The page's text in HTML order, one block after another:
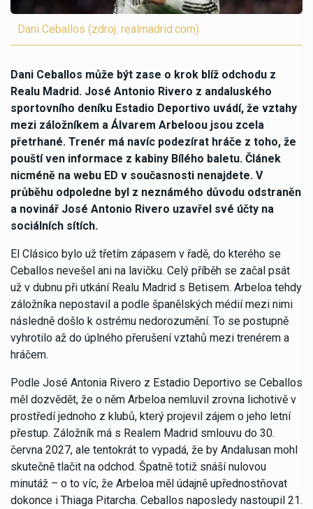
Dani Ceballos (zdroj: realmadrid.com)
Dani Ceballos může být zase o krok blíž odchodu z
Realu Madrid. José Antonio Rivero z andaluského
sportovního deníku Estadio Deportivo uvádí, že vztahy
mezi záložníkem a Álvarem Arbeloou jsou zcela
přetrhané. Trenér má navíc podezírat hráče z toho, že
pouští ven informace z kabiny Bílého baletu. Článek
nicméně na webu ED v současnosti nenajdete. V
průběhu odpoledne byl z neznámého důvodu odstraněn
a novinář José Antonio Rivero uzavřel své účty na
sociálních sítích.
El Clásico bylo už třetím zápasem v řadě, do kterého se
Ceballos nevešel ani na lavičku. Celý příběh se začal psát
už v dubnu při utkání Realu Madrid s Betisem. Arbeloa tehdy
záložníka nepostavil a podle španělských médií mezi nimi
následně došlo k ostrému nedorozumění. To se postupně
vyhrotilo až do úplného přerušení vztahů mezi trenérem a
hráčem.
Podle José Antonia Rivero z Estadio Deportivo se Ceballos
měl dozvědět, že o něm Arbeloa nemluvil zrovna lichotivě v
prostředí jednoho z klubů, který projevil zájem o jeho letní
přestup. Záložník má s Realem Madrid smlouvu do 30.
června 2027, ale tentokrát to vypadá, že by Andalusan mohl
skutečně tlačit na odchod. Špatně totiž snáší nulovou
minutáž – o to víc, že Arbeloa měl údajně upřednostňovat
dokonce i Thiaga Pitarcha. Ceballos naposledy nastoupil 21.